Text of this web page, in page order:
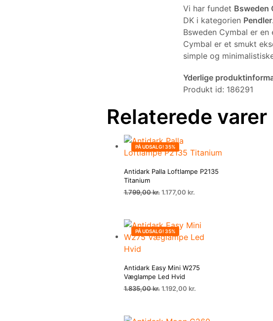
Vi har fundet Bsweden
DK i kategorien Pendler
Bsweden Cymbal er en
Cymbal er et smukt
simple og
Yderlige
Produkt id: 186291
Relaterede varer
PÅ UDSALG! 35%
Antidark Palla Loftlampe P2135
Titanium
1.799,00kr. Den
1.799,00 kr..
1.177,00 kr.
1.177,00 kr..
PÅ UDSALG! 35%
Antidark Easy Mini W275
Væglampe Led Hvid
1.835,00kr. Den
1.192,00 kr.